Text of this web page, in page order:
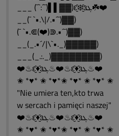
___ (¯`:´¯)▌▌▓▓)ԑ̮̑❄️̮̑ɜܓ☘️❤️
__(¯ `•.\|/.•´¯)▓▓)
(¯ `•.⋐(❤️)⋑.•´¯)▓▓)
__(_.•´/|\`•._)▓▓▓▓▓)
___(_.:._)▓▓▓▓▓▓▓▓)
❤️♨ԑ̮̑♦̮̑ɜܓ♨❤️♨ԑ̮̑♦̮̑ɜܓ♨❤️
✬ *♥* ✬ *♥*✬ *♥* ✬ *♥* ✬
"Nie umiera ten,kto trwa
w sercach i pamięci naszej"
❤️♨ԑ̮̑♦̮̑ɜܓ♨❤️♨ԑ̮̑♦̮̑ɜܓ♨❤️
✬ *♥* ✬ *♥*✬ *♥* ✬ *♥* ✬